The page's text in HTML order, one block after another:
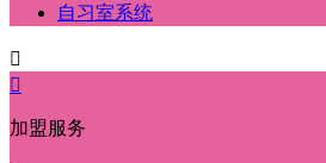
自习室系统


加盟服务